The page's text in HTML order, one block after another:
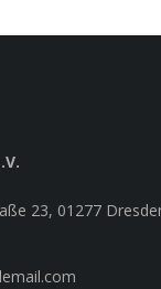
23, 01277